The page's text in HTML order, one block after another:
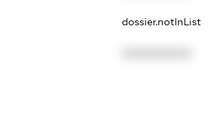
dossier.notInList